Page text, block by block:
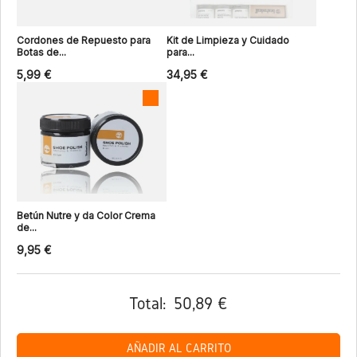
Cordones de Repuesto para
Botas de...
5,99 €
Kit de Limpieza y Cuidado
para...
34,95 €
Betún Nutre y da Color Crema
de...
9,95 €
Total: 50,89 €
AÑADIR AL CARRITO